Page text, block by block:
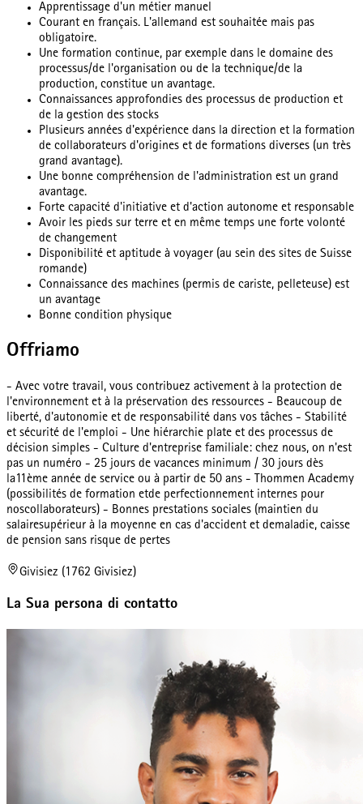
Apprentissage d'un métier manuel
Courant en français. L'allemand est souhaitée mais pas
obligatoire.
Une formation continue, par exemple dans le domaine des
processus/de l'organisation ou de la technique/de la
production, constitue un avantage.
Connaissances approfondies des processus de production et
de la gestion des stocks
Plusieurs années d'expérience dans la direction et la formation
de collaborateurs d'origines et de formations diverses (un très
grand avantage).
Une bonne compréhension de l'administration est un grand
avantage.
Forte capacité d'initiative et d'action autonome et responsable
Avoir les pieds sur terre et en même temps une forte volonté
de changement
Disponibilité et aptitude à voyager (au sein des sites de Suisse
romande)
Connaissance des machines (permis de cariste, pelleteuse) est
un avantage
Bonne condition physique
Offriamo
- Avec votre travail, vous contribuez activement à la protection de
l'environnement et à la préservation des ressources - Beaucoup de
liberté, d'autonomie et de responsabilité dans vos tâches - Stabilité
et sécurité de l'emploi - Une hiérarchie plate et des processus de
décision simples - Culture d'entreprise familiale: chez nous, on n'est
pas un numéro - 25 jours de vacances minimum / 30 jours dès
la11ème année de service ou à partir de 50 ans - Thommen Academy
(possibilités de formation etde perfectionnement internes pour
noscollaborateurs) - Bonnes prestations sociales (maintien du
salairesupérieur à la moyenne en cas d'accident et demaladie, caisse
de pension sans risque de pertes
Givisiez (1762 Givisiez)
La Sua persona di contatto